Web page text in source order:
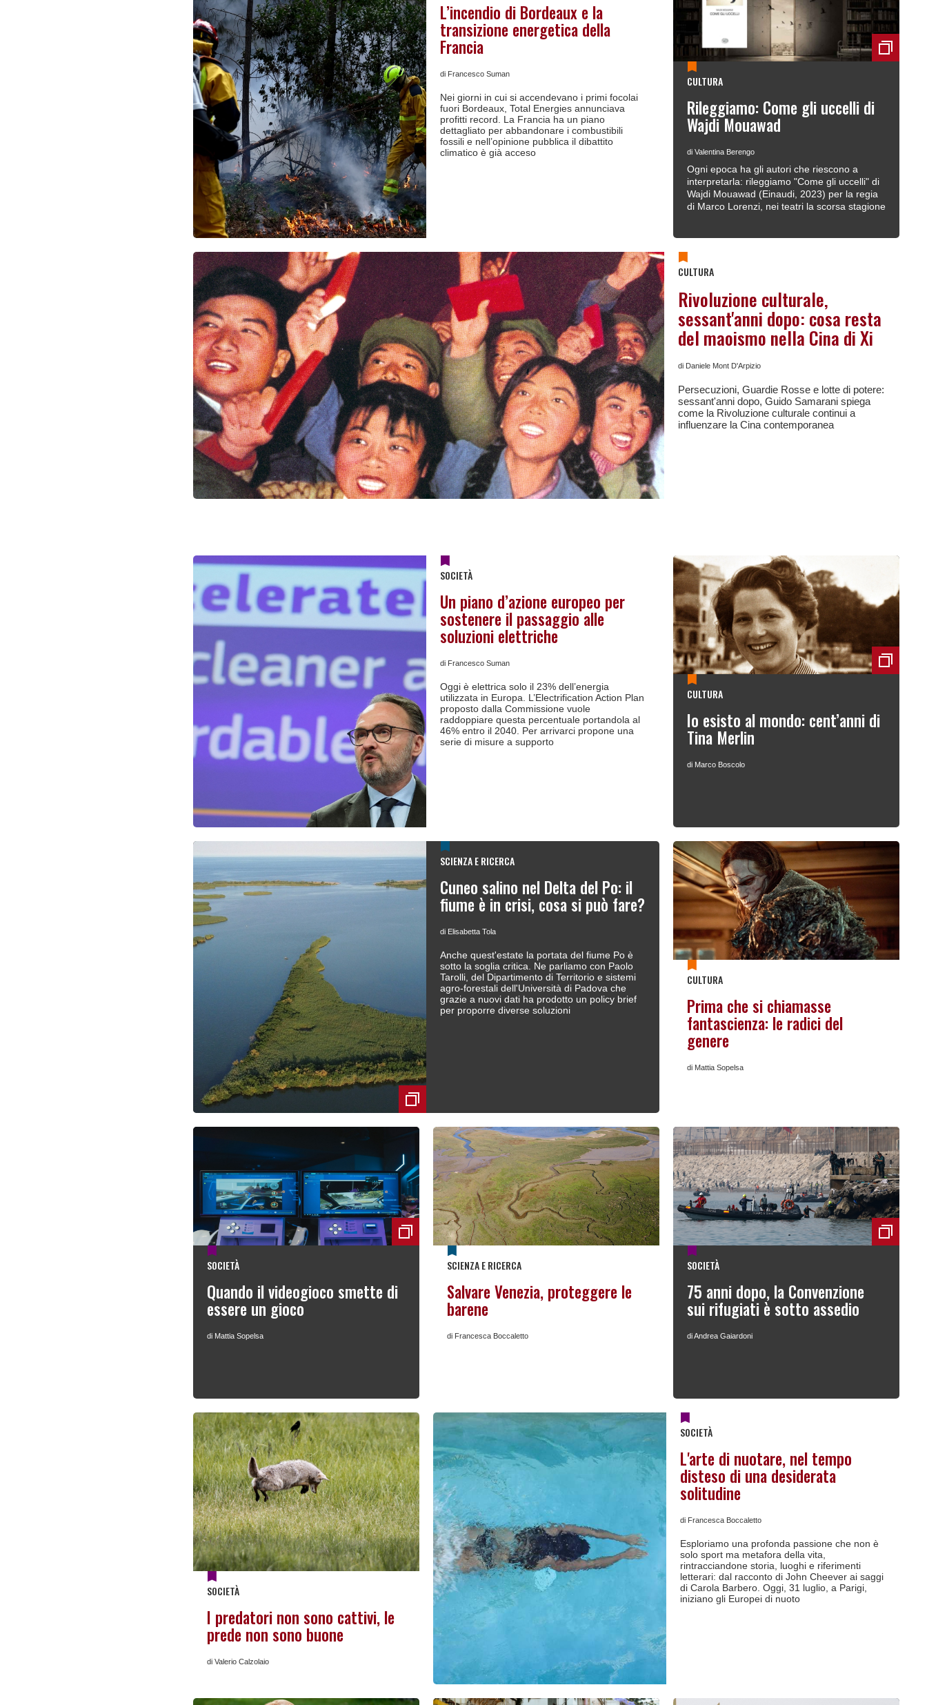
L’incendio di Bordeaux e la
transizione energetica della
Francia
di Francesco Suman
Nei giorni in cui si accendevano i primi focolai
fuori Bordeaux, Total Energies annunciava
profitti record. La Francia ha un piano
dettagliato per abbandonare i combustibili
fossili e nell’opinione pubblica il dibattito
climatico è già acceso
CULTURA
Rileggiamo: Come gli uccelli di
Wajdi Mouawad
di Valentina Berengo
Ogni epoca ha gli autori che riescono a
interpretarla: rileggiamo "Come gli uccelli" di
Wajdi Mouawad (Einaudi, 2023) per la regia
di Marco Lorenzi, nei teatri la scorsa stagione
CULTURA
Rivoluzione culturale,
sessant'anni dopo: cosa resta
del maoismo nella Cina di Xi
di Daniele Mont D'Arpizio
Persecuzioni, Guardie Rosse e lotte di potere:
sessant'anni dopo, Guido Samarani spiega
come la Rivoluzione culturale continui a
influenzare la Cina contemporanea
SOCIETÀ
Un piano d’azione europeo per
sostenere il passaggio alle
soluzioni elettriche
di Francesco Suman
Oggi è elettrica solo il 23% dell’energia
utilizzata in Europa. L’Electrification Action Plan
proposto dalla Commissione vuole
raddoppiare questa percentuale portandola al
46% entro il 2040. Per arrivarci propone una
serie di misure a supporto
CULTURA
Io esisto al mondo: cent’anni di
Tina Merlin
di Marco Boscolo
SCIENZA E RICERCA
Cuneo salino nel Delta del Po: il
fiume è in crisi, cosa si può fare?
di Elisabetta Tola
Anche quest'estate la portata del fiume Po è
sotto la soglia critica. Ne parliamo con Paolo
Tarolli, del Dipartimento di Territorio e sistemi
agro-forestali dell'Università di Padova che
grazie a nuovi dati ha prodotto un policy brief
per proporre diverse soluzioni
CULTURA
Prima che si chiamasse
fantascienza: le radici del
genere
di Mattia Sopelsa
SOCIETÀ
Quando il videogioco smette di
essere un gioco
di Mattia Sopelsa
SCIENZA E RICERCA
Salvare Venezia, proteggere le
barene
di Francesca Boccaletto
SOCIETÀ
75 anni dopo, la Convenzione
sui rifugiati è sotto assedio
di Andrea Gaiardoni
SOCIETÀ
I predatori non sono cattivi, le
prede non sono buone
di Valerio Calzolaio
SOCIETÀ
L'arte di nuotare, nel tempo
disteso di una desiderata
solitudine
di Francesca Boccaletto
Esploriamo una profonda passione che non è
solo sport ma metafora della vita,
rintracciandone storia, luoghi e riferimenti
letterari: dal racconto di John Cheever ai saggi
di Carola Barbero. Oggi, 31 luglio, a Parigi,
iniziano gli Europei di nuoto